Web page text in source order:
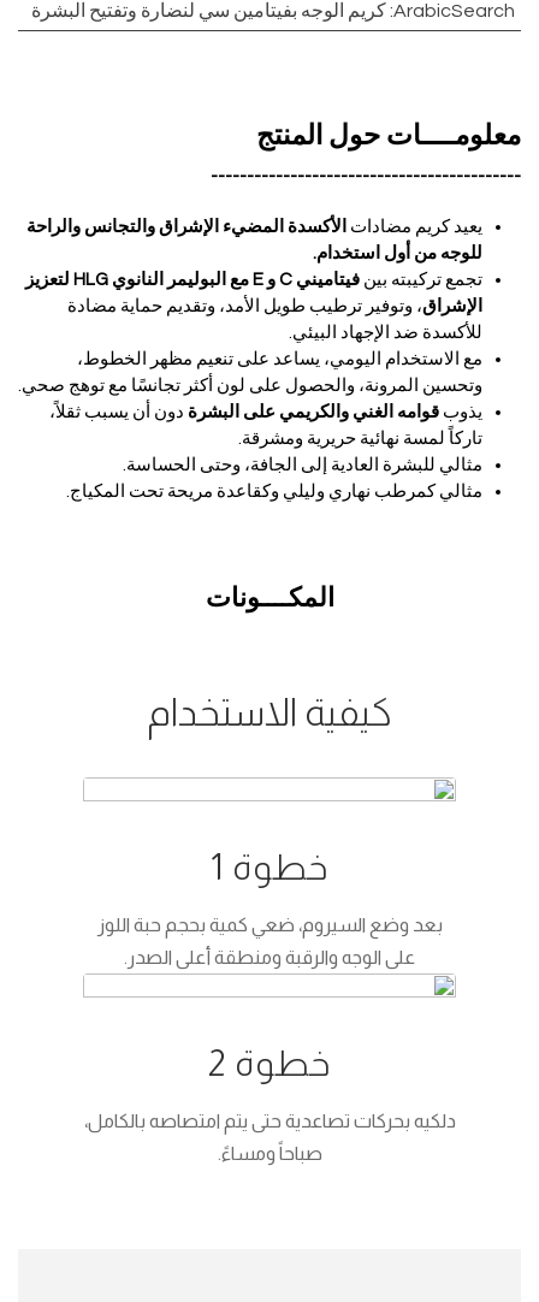
ArabicSearch
:كريم الوجه بفيتامين سي لنضارة وتفتيح البشرة
معلومــــات حول المنتج
-------------------------------------------
يعيد كريم مضادات الأكسدة المضيء الإشراق والتجانس والراحة
للوجه من أول استخدام.
تجمع تركيبته بين
فيتاميني C و E مع البوليمر النانوي HLG لتعزيز
الإشراق، وتوفير ترطيب طويل الأمد، وتقديم حماية مضادة
للأكسدة ضد الإجهاد البيئي.
مع الاستخدام اليومي، يساعد على تنعيم مظهر الخطوط،
وتحسين المرونة، والحصول على لون أكثر تجانسًا مع توهج صحي.
يذوب قوامه الغني والكريمي على البشرة دون أن يسبب ثقلاً،
تاركاً لمسة نهائية حريرية ومشرقة.
مثالي للبشرة العادية إلى الجافة، وحتى الحساسة.
مثالي كمرطب نهاري وليلي وكقاعدة مريحة تحت المكياج.
المكــــونات
كيفية الاستخدام
خطوة 1
بعد وضع السيروم، ضعي كمية بحجم حبة اللوز
على الوجه والرقبة ومنطقة أعلى الصدر.
خطوة 2
دلكيه بحركات تصاعدية حتى يتم امتصاصه بالكامل،
صباحاً ومساءً.